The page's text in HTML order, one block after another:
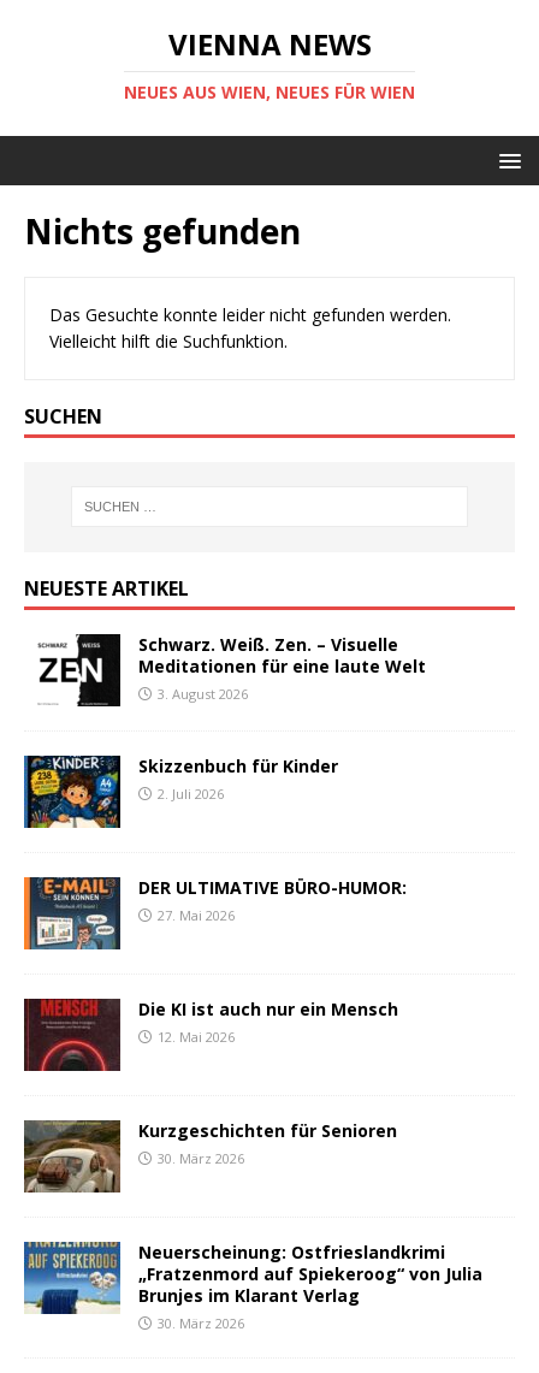
VIENNA NEWS
NEUES AUS WIEN, NEUES FÜR WIEN
Nichts gefunden
Das Gesuchte konnte leider nicht gefunden werden.
Vielleicht hilft die Suchfunktion.
SUCHEN
NEUESTE ARTIKEL
Schwarz. Weiß. Zen. – Visuelle
Meditationen für eine laute Welt
3. August 2026
Skizzenbuch für Kinder
2. Juli 2026
DER ULTIMATIVE BÜRO-HUMOR:
27. Mai 2026
Die KI ist auch nur ein Mensch
12. Mai 2026
Kurzgeschichten für Senioren
30. März 2026
Neuerscheinung: Ostfrieslandkrimi
„Fratzenmord auf Spiekeroog“ von Julia
Brunjes im Klarant Verlag
30. März 2026